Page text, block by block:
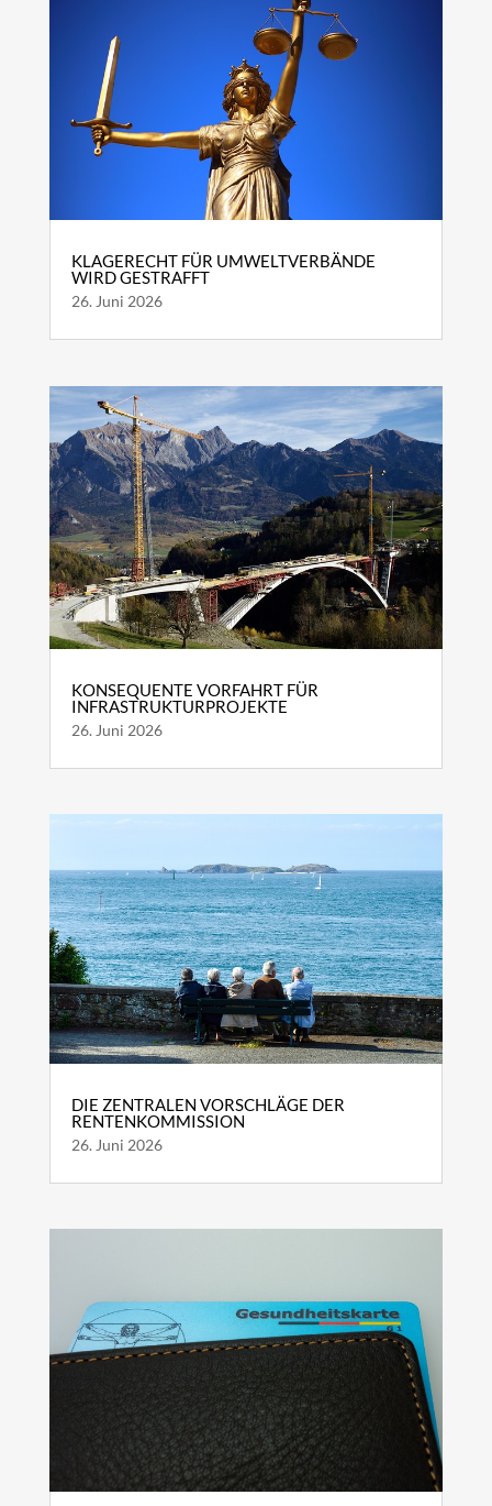
KLAGERECHT FÜR UMWELTVERBÄNDE
WIRD GESTRAFFT
26. Juni 2026
KONSEQUENTE VORFAHRT FÜR
INFRASTRUKTURPROJEKTE
26. Juni 2026
DIE ZENTRALEN VORSCHLÄGE DER
RENTENKOMMISSION
26. Juni 2026